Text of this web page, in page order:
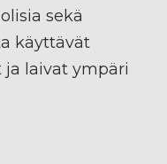
sekä
käyttävät
laivat ympäri